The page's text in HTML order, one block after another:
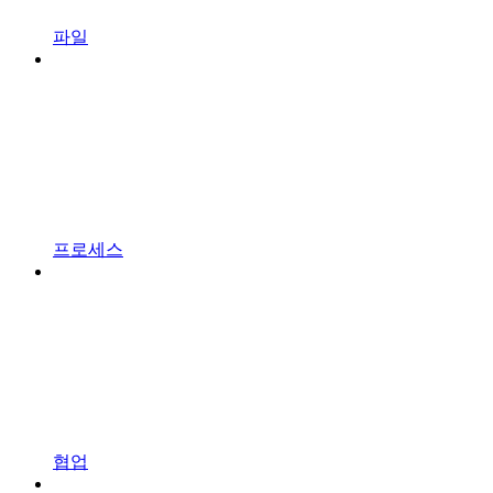
파일
프로세스
협업